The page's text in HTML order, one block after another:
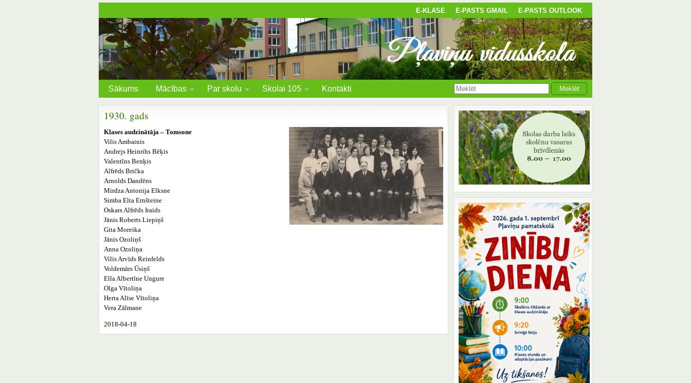
E-KLASE E-PASTS GMAIL E-PASTS OUTLOOK
Sākums Mācības Par skolu Skolai 105 Kontakti
1930. gads
Klases audzinātāja – Tomsone
Vilis Ambainis
Andrejs Heinrihs Bēķis
Valentīns Benķis
Alfrēds Brička
Arnolds Dandēns
Mirdza Antonija Elksne
Simba Elta Ernšteine
Oskars Alfrēds Iraids
Jānis Roberts Liepiņš
Gita Moreika
Jānis Ozoliņš
Anna Ozoliņa
Vilis Arvīds Reinfelds
Voldemārs Ūsiņš
Ella Albertīne Ungure
Olga Vītoliņa
Herta Alīse Vītoliņa
Vera Zālmane
2018-04-18